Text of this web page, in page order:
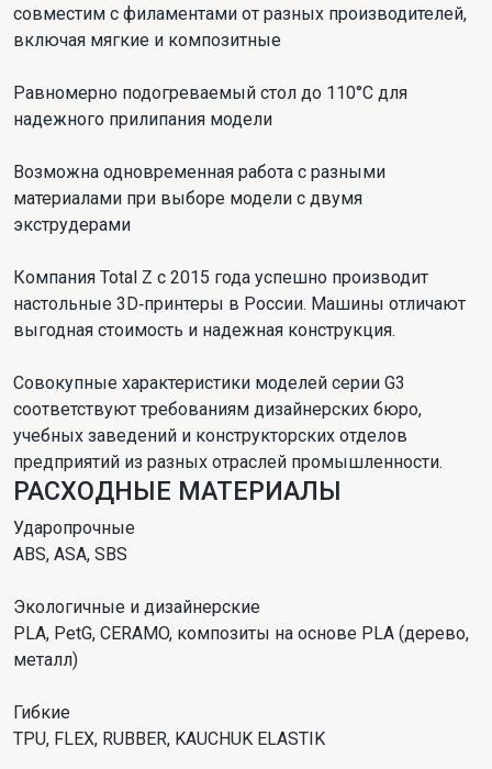
совместим с филаментами от разных производителей,
включая мягкие и композитные
Равномерно подогреваемый стол до 110°С для
надежного прилипания модели
Возможна одновременная работа с разными
материалами при выборе модели с двумя
экструдерами
Компания Total Z с 2015 года успешно производит
настольные 3D‑принтеры в России. Машины отличают
выгодная стоимость и надежная конструкция.
Совокупные характеристики моделей серии G3
соответствуют требованиям дизайнерских бюро,
учебных заведений и конструкторских отделов
предприятий из разных отраслей промышленности.
РАСХОДНЫЕ МАТЕРИАЛЫ
Ударопрочные
ABS, ASA, SBS
Экологичные и дизайнерские
PLA, PetG, CERAMO, композиты на основе PLA (дерево,
металл)
Гибкие
TPU, FLEX, RUBBER, KAUCHUK ELASTIK